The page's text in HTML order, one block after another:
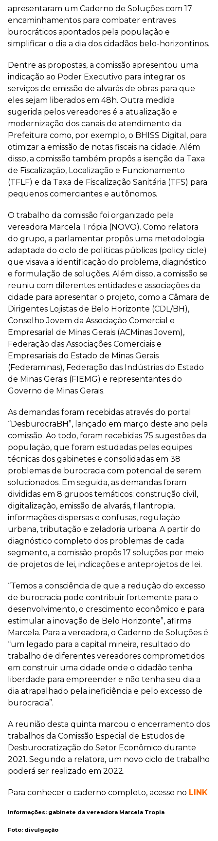
apresentaram um Caderno de Soluções com 17
encaminhamentos para combater entraves
burocráticos apontados pela população e
simplificar o dia a dia dos cidadãos belo-horizontinos.
Dentre as propostas, a comissão apresentou uma
indicação ao Poder Executivo para integrar os
serviços de emissão de alvarás de obras para que
eles sejam liberados em 48h. Outra medida
sugerida pelos vereadores é a atualização e
modernização dos canais de atendimento da
Prefeitura como, por exemplo, o BHISS Digital, para
otimizar a emissão de notas fiscais na cidade. Além
disso, a comissão também propôs a isenção da Taxa
de Fiscalização, Localização e Funcionamento
(TFLF) e da Taxa de Fiscalização Sanitária (TFS) para
pequenos comerciantes e autônomos.
O trabalho da comissão foi organizado pela
vereadora Marcela Trópia (NOVO). Como relatora
do grupo, a parlamentar propôs uma metodologia
adaptada do ciclo de políticas públicas (policy cicle)
que visava a identificação do problema, diagnóstico
e formulação de soluções. Além disso, a comissão se
reuniu com diferentes entidades e associações da
cidade para apresentar o projeto, como a Câmara de
Dirigentes Lojistas de Belo Horizonte (CDL/BH),
Conselho Jovem da Associação Comercial e
Empresarial de Minas Gerais (ACMinas Jovem),
Federação das Associações Comerciais e
Empresariais do Estado de Minas Gerais
(Federaminas), Federação das Indústrias do Estado
de Minas Gerais (FIEMG) e representantes do
Governo de Minas Gerais.
As demandas foram recebidas através do portal
“DesburocraBH”, lançado em março deste ano pela
comissão. Ao todo, foram recebidas 75 sugestões da
população, que foram estudadas pelas equipes
técnicas dos gabinetes e consolidadas em 38
problemas de burocracia com potencial de serem
solucionados. Em seguida, as demandas foram
divididas em 8 grupos temáticos: construção civil,
digitalização, emissão de alvarás, filantropia,
informações dispersas e confusas, regulação
urbana, tributação e zeladoria urbana. A partir do
diagnóstico completo dos problemas de cada
segmento, a comissão propôs 17 soluções por meio
de projetos de lei, indicações e anteprojetos de lei.
“Temos a consciência de que a redução do excesso
de burocracia pode contribuir fortemente para o
desenvolvimento, o crescimento econômico e para
estimular a inovação de Belo Horizonte”, afirma
Marcela. Para a vereadora, o Caderno de Soluções é
“um legado para a capital mineira, resultado do
trabalho de diferentes vereadores comprometidos
em construir uma cidade onde o cidadão tenha
liberdade para empreender e não tenha seu dia a
dia atrapalhado pela ineficiência e pelo excesso de
burocracia”.
A reunião desta quinta marcou o encerramento dos
trabalhos da Comissão Especial de Estudos de
Desburocratização do Setor Econômico durante
2021. Segundo a relatora, um novo ciclo de trabalho
poderá ser realizado em 2022.
Para conhecer o caderno completo, acesse no LINK
Informações: gabinete da vereadora Marcela Tropia
Foto: divulgação